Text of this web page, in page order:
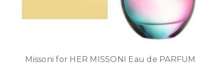
Missoni for HER MISSONI Eau de PARFUM